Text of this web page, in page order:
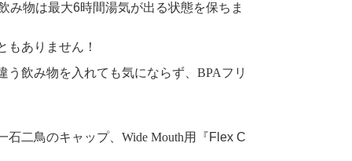
み物は最大6時間湯気が出る状態を保ちま
もありません ！
飲み物を入れても気にならず、 BPAフリ
二鳥のキャップ、 Wide Mouth用『Flex C